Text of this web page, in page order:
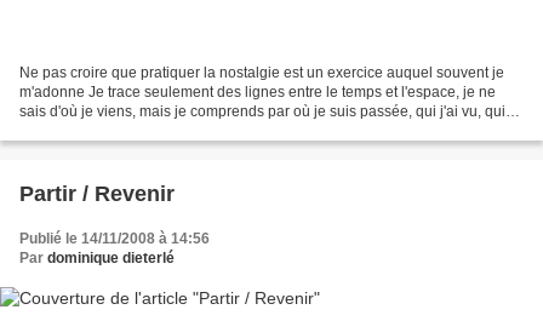
Ne pas croire que pratiquer la nostalgie est un exercice auquel souvent je
m'adonne Je trace seulement des lignes entre le temps et l'espace, je ne
sais d'où je viens, mais je comprends par où je suis passée, qui j'ai vu, qui
Partir / Revenir
Publié le 14/11/2008 à 14:56
Par dominique dieterlé